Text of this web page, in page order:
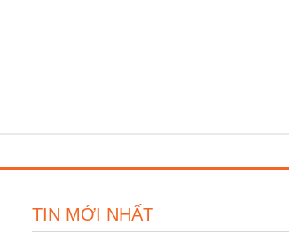
TIN MỚI NHẤT